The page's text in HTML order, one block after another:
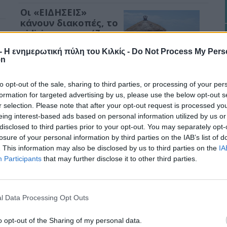
Η ενημερωτική πύλη του Κιλκίς - Do Not Process My
opt-out of the sale, sharing to third parties, or processing of your
for targeted advertising by us, please use the below opt-out
selection. Please note that after your opt-out request is processed
interest-based ads based on personal information utilized by us
to third parties prior to your opt-out. You may separately
of your personal information by third parties on the IAB’s list of
This information may also be disclosed by us to third parties on the
Participants that may further disclose it to other third parties.
Data Processing Opt Outs
opt-out of the Sharing of my personal data.
Οι «ΕΙΔΗΣΕΙΣ»
κάνουν διακοπές, το
eidisis.gr συνεχίζει…
μας κλείνουν για τις καλοκαιρινές διακοπές και μαζί τους
κάνουν ένα μικρό διάλειμμα και οι έντυπες εκδόσεις μας, οι
«ΕΙΔΗΣΕΙΣ»…
Διαγωνισμός “Taste
Kilkis” 2026: Φέρε μια
πίτα και γίνε …
διασημόπιτα!
Κιλκίς θα διεξαχθεί στο πλαίσιο
Γαστρονομίας “Taste Kilkis”